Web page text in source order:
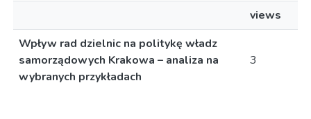
views
Wpływ rad dzielnic na politykę władz
samorządowych Krakowa – analiza na
wybranych przykładach
3